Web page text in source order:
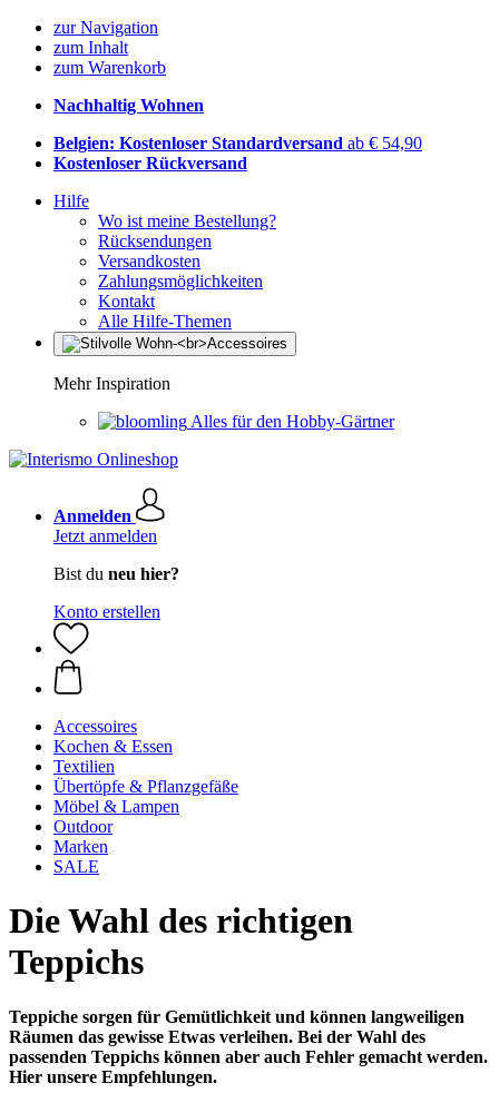
zur Navigation
zum Inhalt
zum Warenkorb
Nachhaltig Wohnen
Belgien: Kostenloser Standardversand ab € 54,90
Kostenloser Rückversand
Hilfe
Wo ist meine Bestellung?
Rücksendungen
Versandkosten
Zahlungsmöglichkeiten
Kontakt
Alle Hilfe-Themen
Mehr Inspiration
Alles für den Hobby-Gärtner
Anmelden
Jetzt anmelden
Bist du neu hier?
Konto erstellen
Accessoires
Kochen & Essen
Textilien
Übertöpfe & Pflanzgefäße
Möbel & Lampen
Outdoor
Marken
SALE
Die Wahl des richtigen
Teppichs
Teppiche sorgen für Gemütlichkeit und können langweiligen
Räumen das gewisse Etwas verleihen. Bei der Wahl des
passenden Teppichs können aber auch Fehler gemacht werden.
Hier unsere Empfehlungen.